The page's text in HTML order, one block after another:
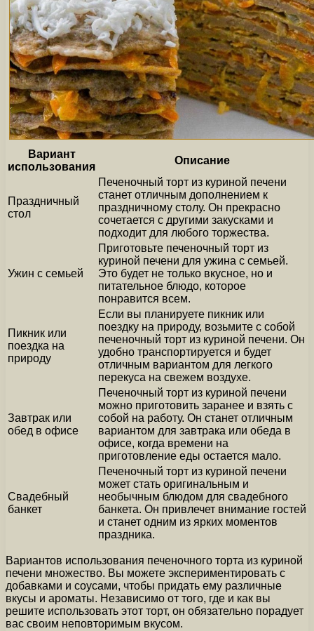
Вариант
использования
Описание
Праздничный
стол
Печеночный торт из куриной печени
станет отличным дополнением к
праздничному столу. Он прекрасно
сочетается с другими закусками и
подходит для любого торжества.
Ужин с семьей
Приготовьте печеночный торт из
куриной печени для ужина с семьей.
Это будет не только вкусное, но и
питательное блюдо, которое
понравится всем.
Пикник или
поездка на
природу
Если вы планируете пикник или
поездку на природу, возьмите с собой
печеночный торт из куриной печени. Он
удобно транспортируется и будет
отличным вариантом для легкого
перекуса на свежем воздухе.
Завтрак или
обед в офисе
Печеночный торт из куриной печени
можно приготовить заранее и взять с
собой на работу. Он станет отличным
вариантом для завтрака или обеда в
офисе, когда времени на
приготовление еды остается мало.
Свадебный
банкет
Печеночный торт из куриной печени
может стать оригинальным и
необычным блюдом для свадебного
банкета. Он привлечет внимание гостей
и станет одним из ярких моментов
праздника.
Вариантов использования печеночного торта из куриной
печени множество. Вы можете экспериментировать с
добавками и соусами, чтобы придать ему различные
вкусы и ароматы. Независимо от того, где и как вы
решите использовать этот торт, он обязательно порадует
вас своим неповторимым вкусом.